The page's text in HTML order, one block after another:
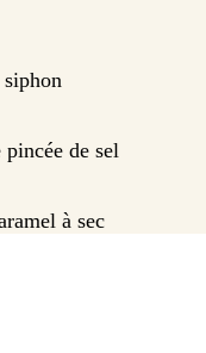
de sel
à sec